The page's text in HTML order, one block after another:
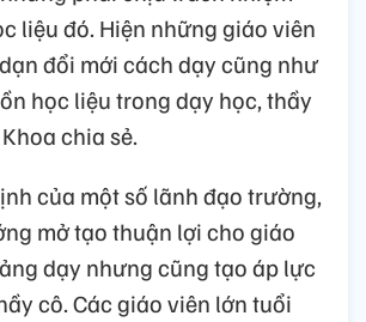
liệu đó. Hiện những giáo viên
đổi mới cách dạy cũng như
học liệu trong dạy học, thầy
chia sẻ.
của một số lãnh đạo trường,
mở tạo thuận lợi cho giáo
dạy nhưng cũng tạo áp lực
cô. Các giáo viên lớn tuổi